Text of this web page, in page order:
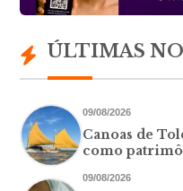
ÚLTIMAS
09/08/2026
Canoas de
como
09/08/2026